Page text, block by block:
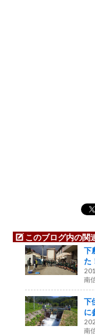
このブログ内の関
下
た
南
下
に
南